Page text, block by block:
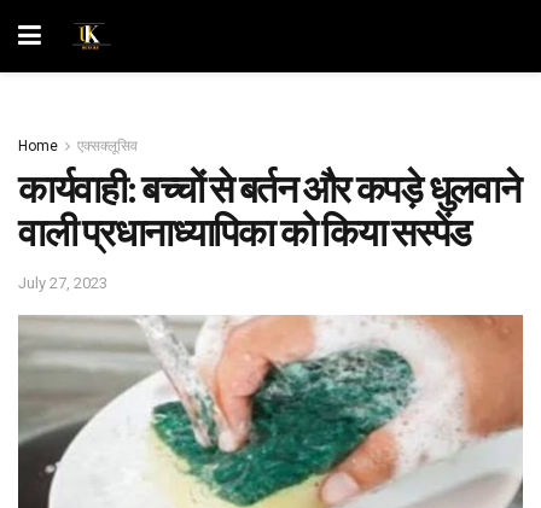
Home एक्सक्लूसिव
कार्यवाही: बच्चों से बर्तन और कपड़े धुलवाने
वाली प्रधानाध्यापिका को किया सस्पेंड
July 27, 2023